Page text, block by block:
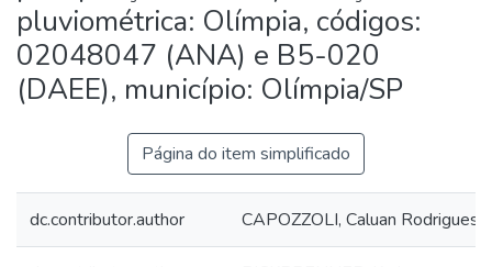
pluviométrica: Olímpia, códigos:
02048047 (ANA) e B5-020
(DAEE), município: Olímpia/SP
Página do item simplificado
dc.contributor.author CAPOZZOLI, Caluan Rodrigues